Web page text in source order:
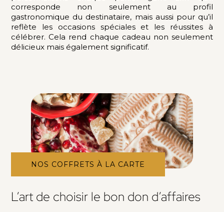
corresponde non seulement au profil
gastronomique du destinataire, mais aussi pour qu’il
reflète les occasions spéciales et les réussites à
célébrer. Cela rend chaque cadeau non seulement
délicieux mais également significatif.
NOS COFFRETS À LA CARTE
L’art de choisir le bon don d’affaires